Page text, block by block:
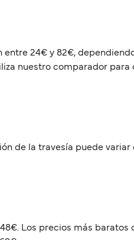
24€ y 82€,
nuestro comparador
de la travesía puede
Los precios más baratos